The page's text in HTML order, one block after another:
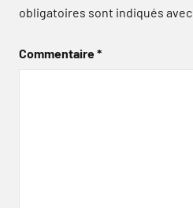
obligatoires sont indiqués avec
Commentaire*